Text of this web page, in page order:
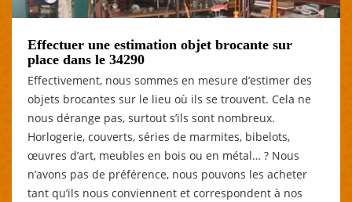
Effectuer une estimation objet brocante sur
place dans le 34290
Effectivement, nous sommes en mesure d’estimer des
objets brocantes sur le lieu où ils se trouvent. Cela ne
nous dérange pas, surtout s’ils sont nombreux.
Horlogerie, couverts, séries de marmites, bibelots,
œuvres d’art, meubles en bois ou en métal… ? Nous
n’avons pas de préférence, nous pouvons les acheter
tant qu’ils nous conviennent et correspondent à nos